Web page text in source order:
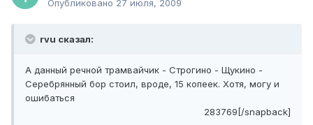
Опубликовано 27 июля, 2009
rvu сказал:
А данный речной трамвайчик - Строгино - Щукино -
Серебрянный бор стоил, вроде, 15 копеек. Хотя, могу и
ошибаться
283769[/snapback]